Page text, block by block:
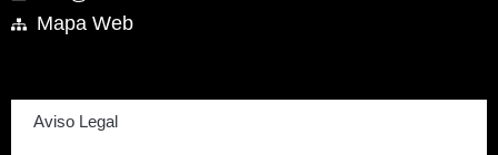
Mapa Web
Aviso Legal